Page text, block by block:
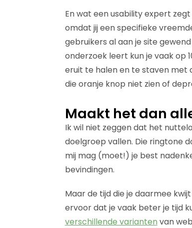
En wat een usability expert
omdat jij een specifieke
gebruikers al aan je site
onderzoek leert kun je vaak op
eruit te halen en te staven met
die oranje knop niet zien of
Maakt het dan
Ik wil niet zeggen dat het
doelgroep vallen. Die ringtone
mij mag (moet!) je best
bevindingen.
Maar de tijd die je daarmee
ervoor dat je vaak beter je tijd
verschillende varianten van